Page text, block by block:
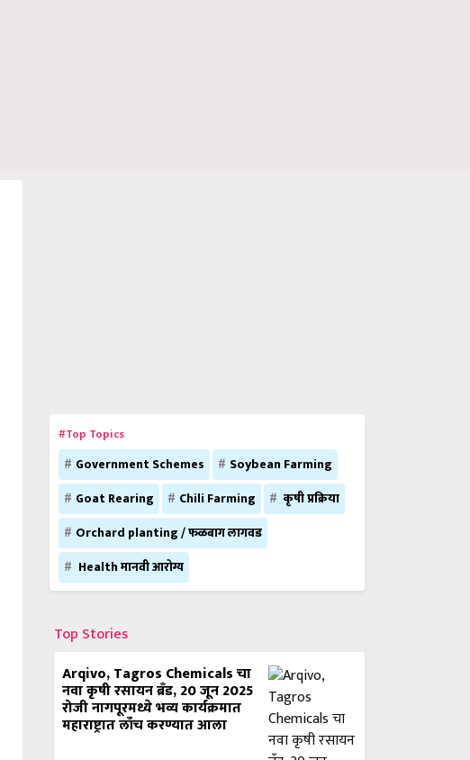
#Top Topics
Government Schemes
Soybean Farming
Goat Rearing
Chili Farming
कृषी प्रक्रिया
Orchard planting / फळबाग लागवड
Health मानवी आरोग्य
Top Stories
Arqivo, Tagros Chemicals चा
नवा कृषी रसायन ब्रँड, 20 जून 2025
रोजी नागपूरमध्ये भव्य कार्यक्रमात
महाराष्ट्रात लाँच करण्यात आला